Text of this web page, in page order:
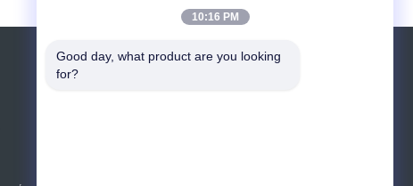
Αίτηση κράτησης
10:16 PM
Good day, what product are you looking
for?